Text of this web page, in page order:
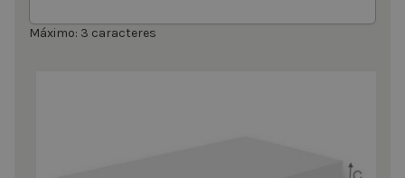
Máximo: 3 caracteres